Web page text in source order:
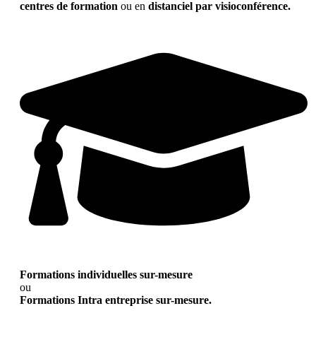
centres de formation ou en distanciel par visioconférence.
Formations individuelles sur-mesure
ou
Formations Intra entreprise sur-mesure.